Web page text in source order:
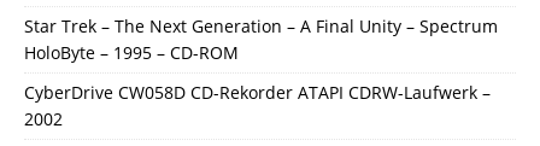
Star Trek – The Next Generation – A Final Unity – Spectrum
HoloByte – 1995 – CD-ROM
CyberDrive CW058D CD-Rekorder ATAPI CDRW-Laufwerk –
2002